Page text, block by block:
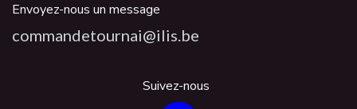
Envoyez-nous un message
commandetournai@ilis.be
Suivez-nous